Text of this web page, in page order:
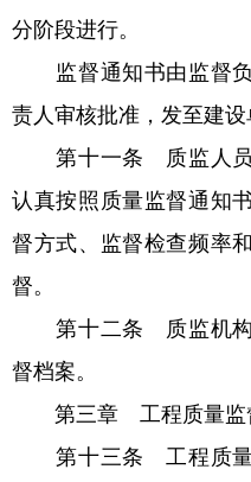
分阶段进行。
监督通知书由监督负
责人审核批准，发至建设
第十一条 质监人员
认真按照质量监督通知
督方式、监督检查频率
督。
第十二条 质监机构
督档案。
第三章 工程质量监
第十三条 工程质量